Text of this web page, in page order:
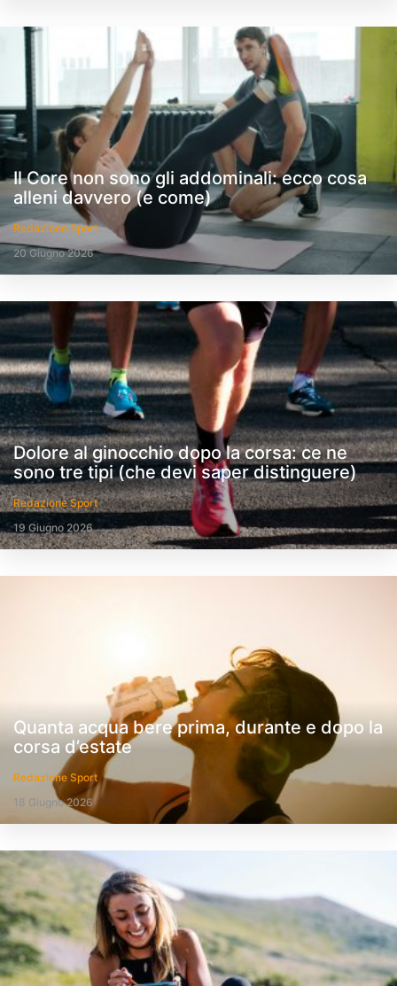
Il Core non sono gli addominali: ecco cosa
alleni davvero (e come)
Redazione Sport
20 Giugno 2026
Dolore al ginocchio dopo la corsa: ce ne
sono tre tipi (che devi saper distinguere)
Redazione Sport
19 Giugno 2026
Quanta acqua bere prima, durante e dopo la
corsa d’estate
Redazione Sport
18 Giugno 2026